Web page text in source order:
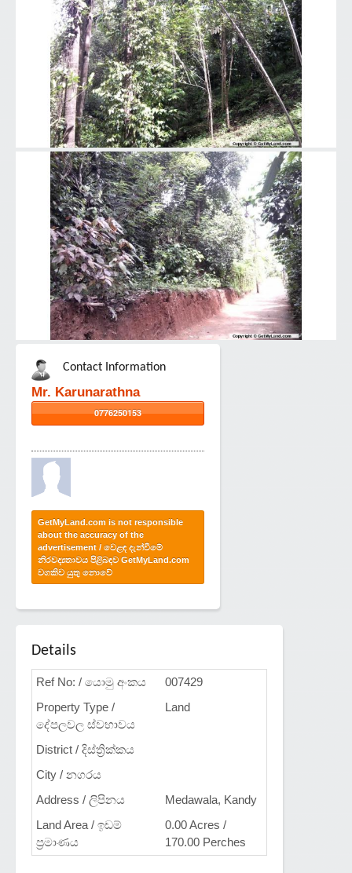
Contact Information
Mr. Karunarathna
0776250153
GetMyLand.com is not responsible
about the accuracy of the
advertisement / වෙළඳ දැන්වීමේ
නිරවද්‍යතාවය පිළිබඳව GetMyLand.com
වගකිව යුතු නොවේ
Details
Ref No: / යොමු අංකය
007429
Property Type /
දේපලවල ස්වභාවය
Land
District / දිස්ත්‍රික්කය
City / නගරය
Address / ලිපිනය
Medawala, Kandy
Land Area / ඉඩම්
ප්‍රමාණය
0.00 Acres /
170.00 Perches